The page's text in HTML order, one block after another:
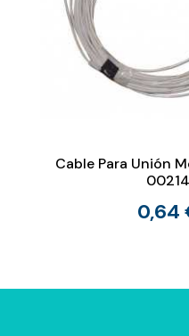
Cable Para Unión
00214
0,64